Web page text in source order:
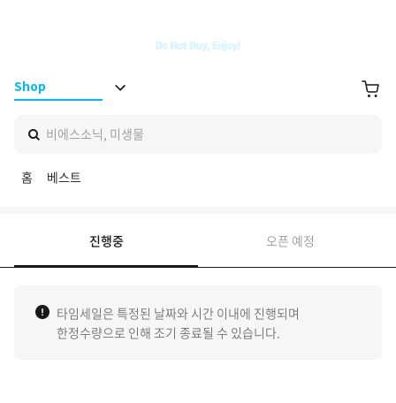
Shop
비에스소닉, 미생물
홈
베스트
진행중
오픈 예정
진행중
타임세일은 특정된 날짜와 시간 이내에 진행되며
한정수량으로 인해 조기 종료될 수 있습니다.